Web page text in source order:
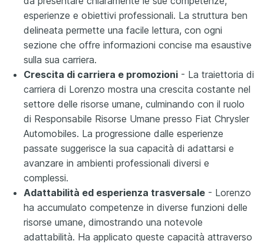
esperienze e obiettivi professionali. La struttura ben
delineata permette una facile lettura, con ogni
sezione che offre informazioni concise ma esaustive
sulla sua carriera.
Crescita di carriera e promozioni - La traiettoria di
carriera di Lorenzo mostra una crescita costante nel
settore delle risorse umane, culminando con il ruolo
di Responsabile Risorse Umane presso Fiat Chrysler
Automobiles. La progressione dalle esperienze
passate suggerisce la sua capacità di adattarsi e
avanzare in ambienti professionali diversi e
complessi.
Adattabilità ed esperienza trasversale - Lorenzo
ha accumulato competenze in diverse funzioni delle
risorse umane, dimostrando una notevole
adattabilità. Ha applicato queste capacità attraverso